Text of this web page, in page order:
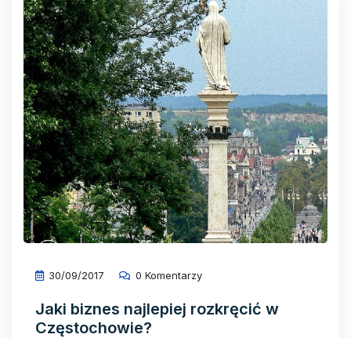
30/09/2017 0 Komentarzy
Jaki biznes najlepiej rozkręcić w
Częstochowie?